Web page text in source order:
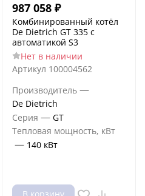
987 058 ₽
Комбинированный котёл
De Dietrich GT 335 с
автоматикой S3
Нет в наличии
Артикул 100004562
Производитель —
De Dietrich
Серия — GT
Тепловая мощность, кВт
— 140 кВт